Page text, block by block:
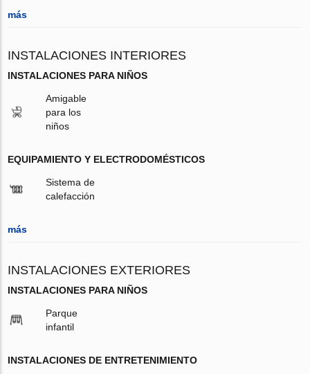
más
INSTALACIONES INTERIORES
INSTALACIONES PARA NIÑOS
Amigable
para los
niños
EQUIPAMIENTO Y ELECTRODOMÉSTICOS
Sistema de
calefacción
más
INSTALACIONES EXTERIORES
INSTALACIONES PARA NIÑOS
Parque
infantil
INSTALACIONES DE ENTRETENIMIENTO